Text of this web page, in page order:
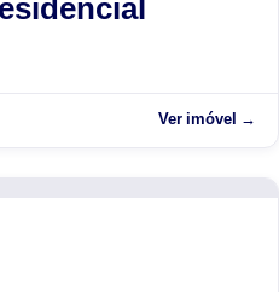
Ver imóvel →